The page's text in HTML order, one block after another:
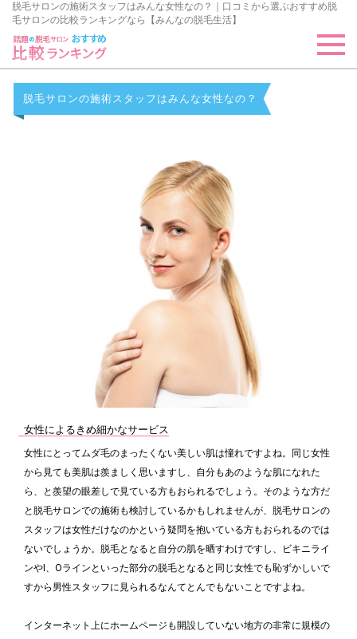
脱毛サロンの施術スタッフはみんな女性なの？｜口コミから選ぶおすすめ脱
毛サロンの比較ランキングなら【みんなの脱毛生活】
脱毛サロンの施術スタッフはみんな女性なの？
女性によるきめ細かなサービス
女性にとってムダ毛のまったくない美しい肌は憧れですよね。同じ女性
から見ても美肌は羨ましく思いますし、自分もあのような肌になれた
ら、と羨望の眼差しで見ている方もおられるでしょう。そのような方だ
と脱毛サロンでの施術も検討しているかもしれませんが、脱毛サロンの
スタッフは女性だけなのかという疑問を抱いている方もおられるのでは
ないでしょうか。脱毛となると自分の肌を晒すわけですし、ビキニライ
ンやI、Oラインといった部分の脱毛となると同じ女性でも恥ずかしいで
すから男性スタッフに見られるなんてとんでもないことですよね。
インターネット上にホームページも開設していない地方の非常に規模の